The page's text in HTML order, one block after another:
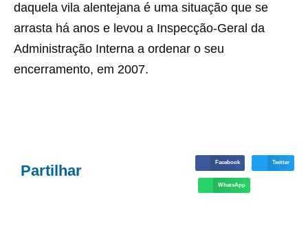
daquela vila alentejana é uma situação que se
arrasta há anos e levou a Inspecção-Geral da
Administração Interna a ordenar o seu
encerramento, em 2007.
Partilhar Facebook Twitter
WhatsApp